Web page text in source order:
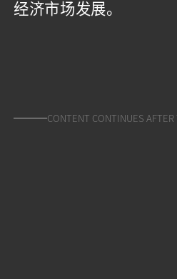
经济市场发展。
CONTENT CONTINUES